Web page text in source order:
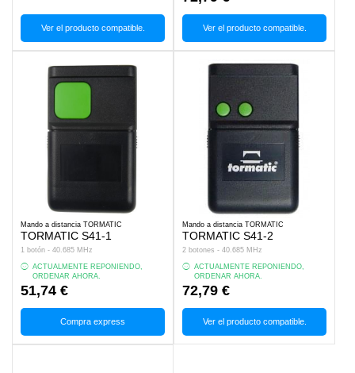
Ver el producto compatible. Ver el producto compatible.
Mando a distancia TORMATIC
TORMATIC S41-1
1 botón - 40.685 MHz
ACTUALMENTE REPONIENDO,
ORDENAR AHORA.
51,74 €
Compra express
Mando a distancia TORMATIC
TORMATIC S41-2
2 botones - 40.685 MHz
ACTUALMENTE REPONIENDO,
ORDENAR AHORA.
72,79 €
Ver el producto compatible.